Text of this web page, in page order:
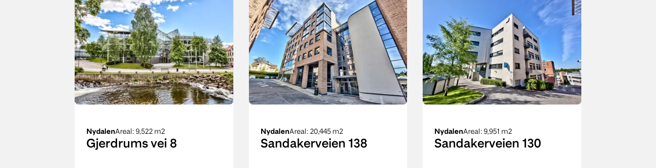
NydalenAreal: 9,522 m2
Gjerdrums vei 8
NydalenAreal: 20,445 m2
Sandakerveien 138
NydalenAreal: 9,951 m2
Sandakerveien 130